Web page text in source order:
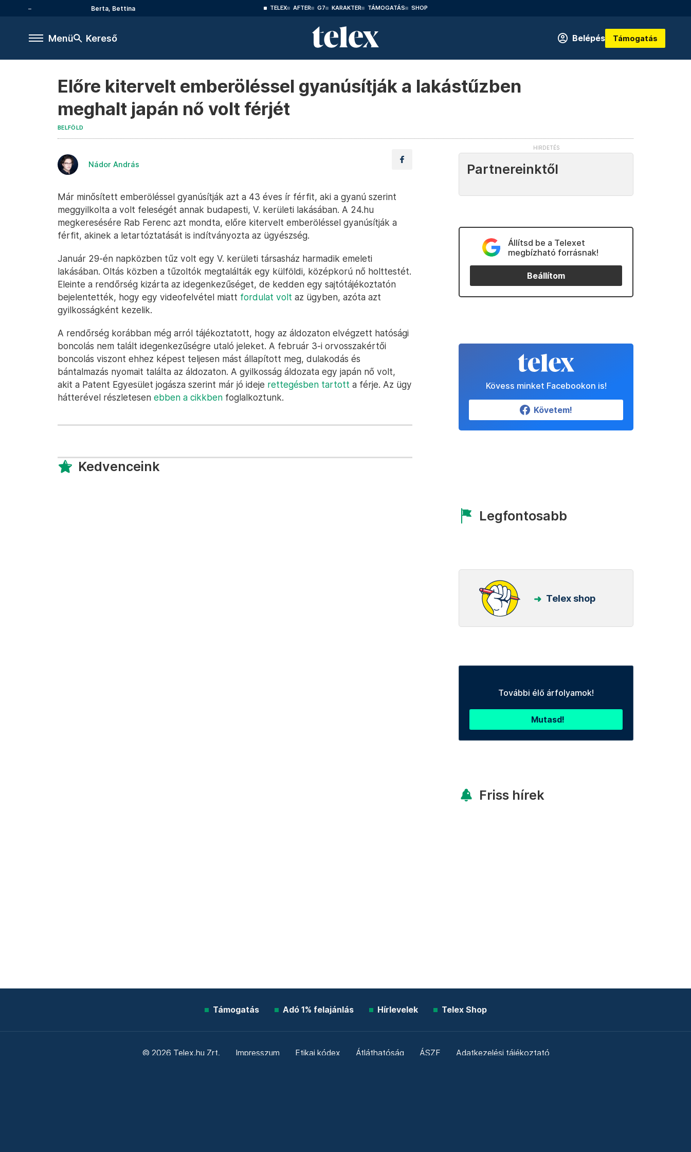
Berta, Bettina TELEX AFTER G7 KARAKTER TÁMOGATÁS SHOP
Menü Kereső Belépés Támogatás
Előre kitervelt emberöléssel gyanúsítják a lakástűzben
meghalt japán nő volt férjét
BELFÖLD
Nádor András
Már minősített emberöléssel gyanúsítják azt a 43 éves ír férfit, aki a gyanú szerint
meggyilkolta a volt feleségét annak budapesti, V. kerületi lakásában. A 24.hu
megkeresésére Rab Ferenc azt mondta, előre kitervelt emberöléssel gyanúsítják a
férfit, akinek a letartóztatását is indítványozta az ügyészség.
Január 29-én napközben tűz volt egy V. kerületi társasház harmadik emeleti
lakásában. Oltás közben a tűzoltók megtalálták egy külföldi, középkorú nő holttestét.
Eleinte a rendőrség kizárta az idegenkezűséget, de kedden egy sajtótájékoztatón
bejelentették, hogy egy videofelvétel miatt fordulat volt az ügyben, azóta azt
gyilkosságként kezelik.
A rendőrség korábban még arról tájékoztatott, hogy az áldozaton elvégzett hatósági
boncolás nem talált idegenkezűségre utaló jeleket. A február 3-i orvosszakértői
boncolás viszont ehhez képest teljesen mást állapított meg, dulakodás és
bántalmazás nyomait találta az áldozaton. A gyilkosság áldozata egy japán nő volt,
akit a Patent Egyesület jogásza szerint már jó ideje rettegésben tartott a férje. Az ügy
hátterével részletesen ebben a cikkben foglalkoztunk.
Kedvenceink
Partnereinktől
Állítsd be a Telexet
megbízható forrásnak!
Beállítom
Kövess minket Facebookon is!
Követem!
Legfontosabb
Telex shop
További élő árfolyamok!
Mutasd!
Friss hírek
Támogatás Adó 1% felajánlás Hírlevelek Telex Shop
© 2026 Telex.hu Zrt. Impresszum Etikai kódex Átláthatóság ÁSZF Adatkezelési tájékoztató